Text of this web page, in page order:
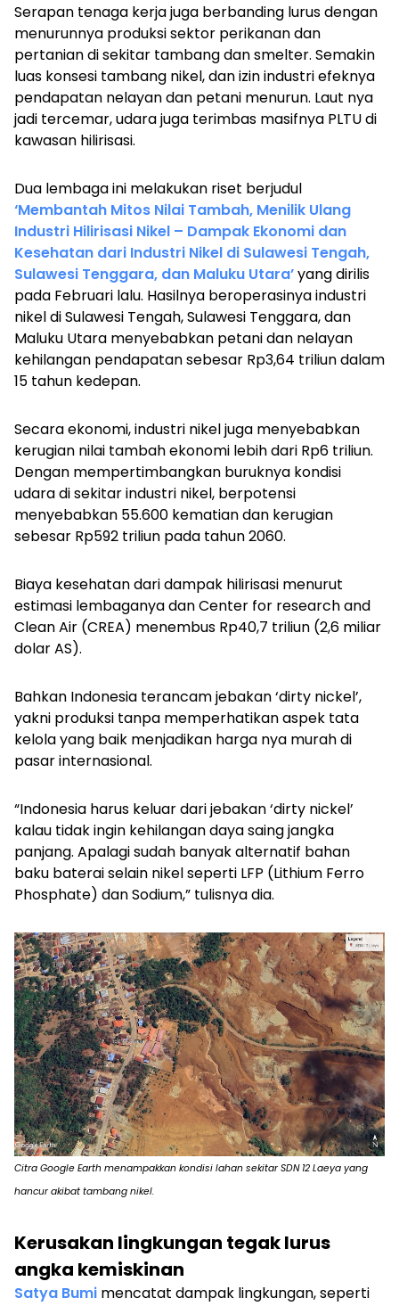
Serapan tenaga kerja juga berbanding lurus dengan
menurunnya produksi sektor perikanan dan
pertanian di sekitar tambang dan smelter. Semakin
luas konsesi tambang nikel, dan izin industri efeknya
pendapatan nelayan dan petani menurun. Laut nya
jadi tercemar, udara juga terimbas masifnya PLTU di
kawasan hilirisasi.
Dua lembaga ini melakukan riset berjudul
‘Membantah Mitos Nilai Tambah, Menilik Ulang
Industri Hilirisasi Nikel – Dampak Ekonomi dan
Kesehatan dari Industri Nikel di Sulawesi Tengah,
Sulawesi Tenggara, dan Maluku Utara’yang dirilis
pada Februari lalu. Hasilnya beroperasinya industri
nikel di Sulawesi Tengah, Sulawesi Tenggara, dan
Maluku Utara menyebabkan petani dan nelayan
kehilangan pendapatan sebesar Rp3,64 triliun dalam
15 tahun kedepan.
Secara ekonomi, industri nikel juga menyebabkan
kerugian nilai tambah ekonomi lebih dari Rp6 triliun.
Dengan mempertimbangkan buruknya kondisi
udara di sekitar industri nikel, berpotensi
menyebabkan 55.600 kematian dan kerugian
sebesar Rp592 triliun pada tahun 2060.
Biaya kesehatan dari dampak hilirisasi menurut
estimasi lembaganya dan Center for research and
Clean Air (CREA) menembus Rp40,7 triliun (2,6 miliar
dolar AS).
Bahkan Indonesia terancam jebakan ‘dirty nickel’,
yakni produksi tanpa memperhatikan aspek tata
kelola yang baik menjadikan harga nya murah di
pasar internasional.
“Indonesia harus keluar dari jebakan ‘dirty nickel’
kalau tidak ingin kehilangan daya saing jangka
panjang. Apalagi sudah banyak alternatif bahan
baku baterai selain nikel seperti LFP (Lithium Ferro
Phosphate) dan Sodium,” tulisnya dia.
Citra Google Earth menampakkan kondisi lahan sekitar SDN 12 Laeya yang
hancur akibat tambang nikel.
Kerusakan lingkungan tegak lurus
angka kemiskinan
Satya Bumi mencatat dampak lingkungan, seperti